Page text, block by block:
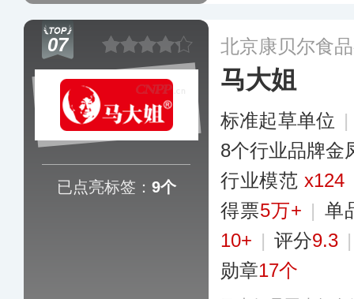
个国家和地区。
07
已点亮标签： 9个
北京康贝尔食
马大姐
标准起草单位 |
8个行业品牌金
行业模范x124
得票5万+ | 单
10+ | 评分9.3
勋章17个